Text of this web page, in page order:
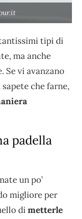
tipi di
ma anche
Se vi avanzano
che farne,
padella
un po’
migliore per
dimetterle